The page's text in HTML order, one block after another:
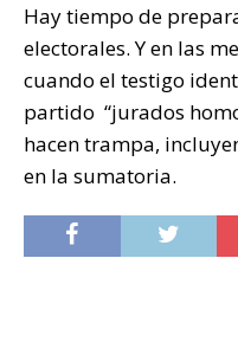
Hay tiempo de
electorales. Y en las
cuando el testigo
partido “jurados
hacen trampa,
en la sumatoria.